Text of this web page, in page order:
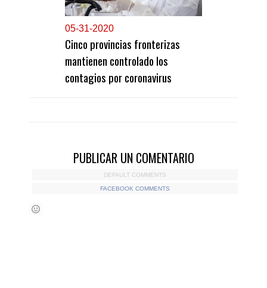
05-31-2020
Cinco provincias fronterizas
mantienen controlado los
contagios por coronavirus
PUBLICAR UN COMENTARIO
DEFAULT COMMENTS
FACEBOOK COMMENTS